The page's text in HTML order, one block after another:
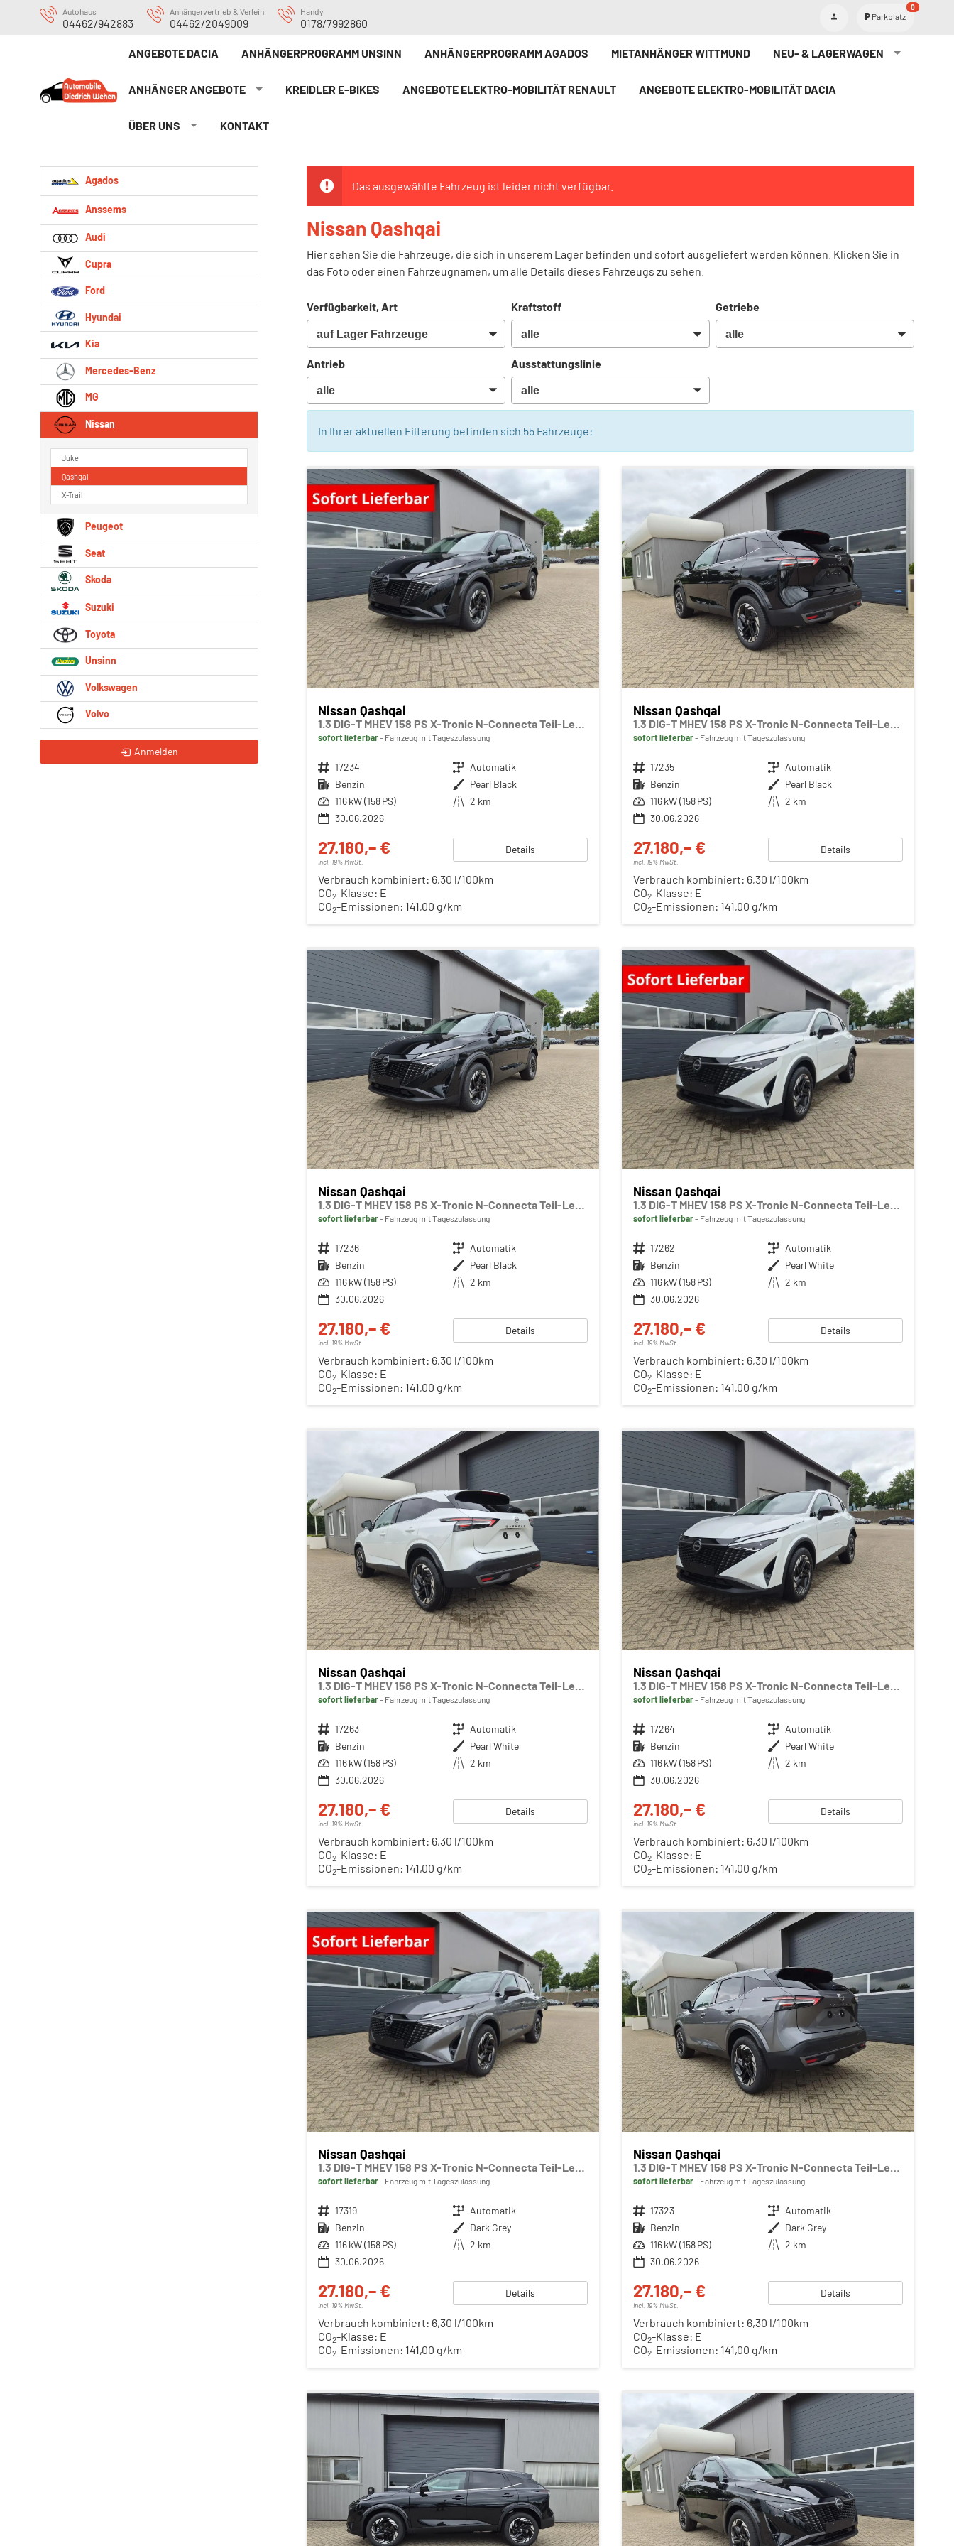
Autohaus
04462/942883
Anhängervertrieb & Verleih
04462/2049009
Handy
0178/7992860
Parkplatz
0
ANGEBOTE DACIA ANHÄNGERPROGRAMM UNSINN ANHÄNGERPROGRAMM AGADOS MIETANHÄNGER WITTMUND NEU- & LAGERWAGEN
ANHÄNGER ANGEBOTE KREIDLER E-BIKE`S ANGEBOTE ELEKTRO-MOBILITÄT RENAULT ANGEBOTE ELEKTRO-MOBILITÄT DACIA
ÜBER UNS KONTAKT
Das ausgewählte Fahrzeug ist leider nicht verfügbar.
Nissan Qashqai
Hier sehen Sie die Fahrzeuge, die sich in unserem Lager befinden und sofort ausgeliefert werden können. Klicken Sie in
das Foto oder einen Fahrzeugnamen, um alle Details dieses Fahrzeugs zu sehen.
Verfügbarkeit, Art Kraftstoff Getriebe
Antrieb Ausstattungslinie
In Ihrer aktuellen Filterung befinden sich 55Fahrzeuge:
Nissan Qashqai
1.3 DIG-T MHEV 158 PS X-Tronic N-Connecta Teil-Leder PanoGlasdach Klimaautomatik Sitzheizung Lenkradheizung Navi ACC PDC v+h 360°Kamera DAB Bluetooth Touchscreen Apple CarPlay Android Auto 18"LM
sofort lieferbar Fahrzeug mit Tageszulassung
Fahrzeugnr. 17234 Getriebe Automatik
Kraftstoff Benzin Außenfarbe Pearl Black
Leistung 116 kW (158 PS) Kilometerstand 2 km
30.06.2026
27.180,– €
incl. 19% MwSt.
Details
Verbrauch kombiniert: 6,30 l/100km
CO2-Klasse: E
CO2-Emissionen: 141,00 g/km
Nissan Qashqai
1.3 DIG-T MHEV 158 PS X-Tronic N-Connecta Teil-Leder PanoGlasdach Klimaautomatik Sitzheizung Lenkradheizung Navi ACC PDC v+h 360°Kamera DAB Bluetooth Touchscreen Apple CarPlay Android Auto 18"LM
sofort lieferbar Fahrzeug mit Tageszulassung
Fahrzeugnr. 17235 Getriebe Automatik
Kraftstoff Benzin Außenfarbe Pearl Black
Leistung 116 kW (158 PS) Kilometerstand 2 km
30.06.2026
27.180,– €
incl. 19% MwSt.
Details
Verbrauch kombiniert: 6,30 l/100km
CO2-Klasse: E
CO2-Emissionen: 141,00 g/km
Nissan Qashqai
1.3 DIG-T MHEV 158 PS X-Tronic N-Connecta Teil-Leder PanoGlasdach Klimaautomatik Sitzheizung Lenkradheizung Navi ACC PDC v+h 360°Kamera DAB Bluetooth Touchscreen Apple CarPlay Android Auto 18"LM
sofort lieferbar Fahrzeug mit Tageszulassung
Fahrzeugnr. 17236 Getriebe Automatik
Kraftstoff Benzin Außenfarbe Pearl Black
Leistung 116 kW (158 PS) Kilometerstand 2 km
30.06.2026
27.180,– €
incl. 19% MwSt.
Details
Verbrauch kombiniert: 6,30 l/100km
CO2-Klasse: E
CO2-Emissionen: 141,00 g/km
Nissan Qashqai
1.3 DIG-T MHEV 158 PS X-Tronic N-Connecta Teil-Leder PanoGlasdach Klimaautomatik Sitzheizung Lenkradheizung Navi ACC PDC v+h 360°Kamera DAB Bluetooth Touchscreen Apple CarPlay Android Auto 18"LM
sofort lieferbar Fahrzeug mit Tageszulassung
Fahrzeugnr. 17262 Getriebe Automatik
Kraftstoff Benzin Außenfarbe Pearl White
Leistung 116 kW (158 PS) Kilometerstand 2 km
30.06.2026
27.180,– €
incl. 19% MwSt.
Details
Verbrauch kombiniert: 6,30 l/100km
CO2-Klasse: E
CO2-Emissionen: 141,00 g/km
Nissan Qashqai
1.3 DIG-T MHEV 158 PS X-Tronic N-Connecta Teil-Leder PanoGlasdach Klimaautomatik Sitzheizung Lenkradheizung Navi ACC PDC v+h 360°Kamera DAB Bluetooth Touchscreen Apple CarPlay Android Auto 18"LM
sofort lieferbar Fahrzeug mit Tageszulassung
Fahrzeugnr. 17263 Getriebe Automatik
Kraftstoff Benzin Außenfarbe Pearl White
Leistung 116 kW (158 PS) Kilometerstand 2 km
30.06.2026
27.180,– €
incl. 19% MwSt.
Details
Verbrauch kombiniert: 6,30 l/100km
CO2-Klasse: E
CO2-Emissionen: 141,00 g/km
Nissan Qashqai
1.3 DIG-T MHEV 158 PS X-Tronic N-Connecta Teil-Leder PanoGlasdach Klimaautomatik Sitzheizung Lenkradheizung Navi ACC PDC v+h 360°Kamera DAB Bluetooth Touchscreen Apple CarPlay Android Auto 18"LM
sofort lieferbar Fahrzeug mit Tageszulassung
Fahrzeugnr. 17264 Getriebe Automatik
Kraftstoff Benzin Außenfarbe Pearl White
Leistung 116 kW (158 PS) Kilometerstand 2 km
30.06.2026
27.180,– €
incl. 19% MwSt.
Details
Verbrauch kombiniert: 6,30 l/100km
CO2-Klasse: E
CO2-Emissionen: 141,00 g/km
Nissan Qashqai
sofort lieferbar Fahrzeug mit Tageszulassung
Fahrzeugnr. 17319 Getriebe Automatik
Kraftstoff Benzin Außenfarbe Dark Grey
Leistung 116 kW (158 PS) Kilometerstand 2 km
30.06.2026
27.180,– €
incl. 19% MwSt.
Details
Verbrauch kombiniert: 6,30 l/100km
CO2-Klasse: E
CO2-Emissionen: 141,00 g/km
Nissan Qashqai
sofort lieferbar Fahrzeug mit Tageszulassung
Fahrzeugnr. 17323 Getriebe Automatik
Kraftstoff Benzin Außenfarbe Dark Grey
Leistung 116 kW (158 PS) Kilometerstand 2 km
30.06.2026
27.180,– €
incl. 19% MwSt.
Details
Verbrauch kombiniert: 6,30 l/100km
CO2-Klasse: E
CO2-Emissionen: 141,00 g/km
Agados
Anssems
Audi
Cupra
Ford
Hyundai
Kia
Mercedes-Benz
MG
Nissan
Juke
Qashqai
X-Trail
Peugeot
Seat
Skoda
Suzuki
Toyota
Unsinn
Volkswagen
Volvo
Anmelden